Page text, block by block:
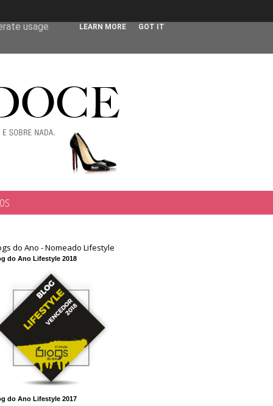
do Ano - Nomeado Lifestyle
do Ano Lifestyle 2018
do Ano Lifestyle 2017
usage
LEARN MORE GOT IT